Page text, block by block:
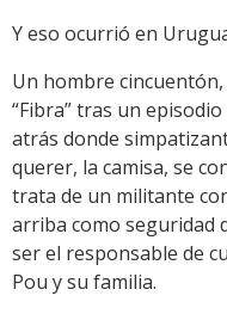
Y eso ocurrió en
Un hombre
“Fibra” tras un
atrás donde
querer, la camisa, se
trata de un militante
arriba como seguridad
ser el responsable de
Pou y su familia.